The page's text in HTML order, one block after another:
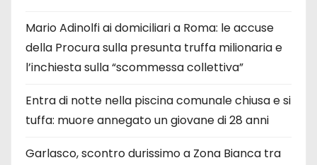
Mario Adinolfi ai domiciliari a Roma: le accuse
della Procura sulla presunta truffa milionaria e
l’inchiesta sulla “scommessa collettiva”
Entra di notte nella piscina comunale chiusa e si
tuffa: muore annegato un giovane di 28 anni
Garlasco, scontro durissimo a Zona Bianca tra